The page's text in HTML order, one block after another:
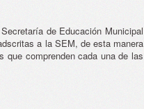
de Educación Municipal
a la SEM, de esta manera
que comprenden cada una de las